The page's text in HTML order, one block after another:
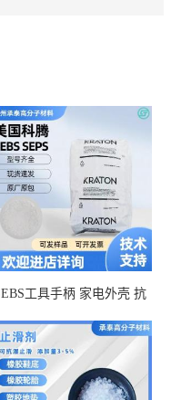
工具手柄 家电外壳 抗
耐候G1653VO